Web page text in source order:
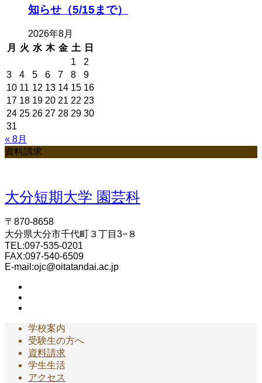
知らせ（5/15まで）
2026年8月
月
火 水 木 金 土
日
1
2
3
4 5 6 7 8
9
10 11 12 13 14 15 16
17 18 19 20 21 22 23
24 25 26 27 28 29 30
31
« 8月
資料請求
大分短期大学 園芸科
〒870-8658
大分県大分市千代町３丁目3−８
TEL:097-535-0201
FAX:097-540-6509
E-mail:ojc@oitatandai.ac.jp
学校案内
受験生の方へ
資料請求
学生生活
アクセス